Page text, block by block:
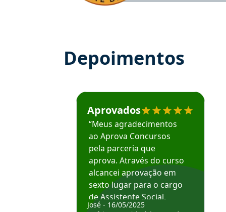
Depoimentos
Estudante José recomenda o Aprova
Aprovados
“Meus agradecimentos
ao Aprova Concursos
pela parceria que
aprova. Através do curso
alcancei aprovação em
sexto lugar para o cargo
de Assistente Social.
Hoje estou atuando na
José - 16/05/2025